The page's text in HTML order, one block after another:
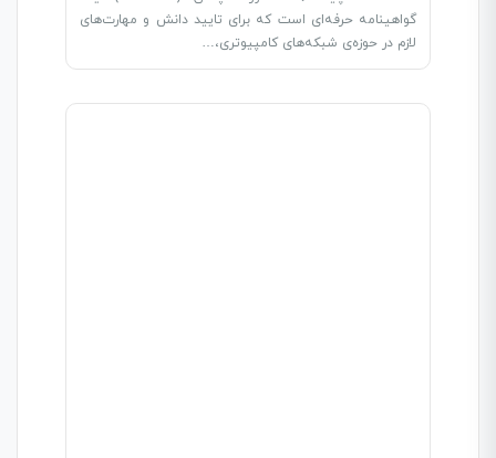
گواهینامه حرفه‌ای است که برای تایید دانش و مهارت‌های
لازم در حوزه‌ی شبکه‌های کامپیوتری،…